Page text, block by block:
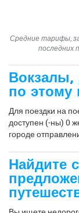
Средние тарифы,
последних
Вокзалы,
по этому
Для поездки на
доступен (-ны) 0
городе
Найдите